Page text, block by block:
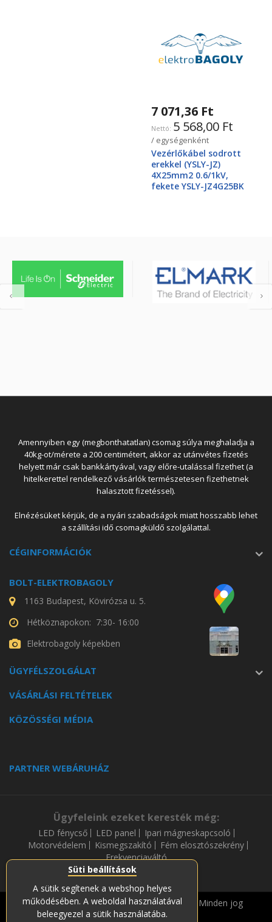
Süti beállítások
A sütik segítenek a webshop helyes
működésében. A weboldal használatával
beleegyezel a sütik használatába.
7 071,36 Ft
5 568,00 Ft
/ egységenként
Vezérlőkábel sodrott
erekkel (YSLY-JZ)
4X25mm2 0.6/1kV,
fekete YSLY-JZ4G25BK
Amennyiben egy (megbonthatatlan) csomag súlya meghaladja a
40kg-ot/mérete a 200 centimétert, akkor az utánvétes fizetés
helyett már csak bankkártyával, vagy előre-utalással fizethet (a
hitelkerettel rendelkező vásárlók természetesen fizethetnek
halasztott fizetéssel).
Elnézésüket kérjük, de a nyári szabadságok miatt hosszabb lehet
a szállítási idő csomagküldő szolgálattal.
CÉGINFORMÁCIÓK
BOLT-ELEKTROBAGOLY
1163 Budapest, Kövirózsa u. 5.
Hétköznapokon: 7:30- 16:00
Elektrobagoly képekben
ÜGYFÉLSZOLGÁLAT
VÁSÁRLÁSI FELTÉTELEK
KÖZÖSSÉGI MÉDIA
PARTNER WEBÁRUHÁZ
Ügyfeleink ezeket keresték még:
LED fénycső LED panel
Ipari mágneskapcsoló
Motorvédelem
Kismegszakító
Fém elosztószekrény
Frekvenciaváltó
Copyright © 2019-2023 Soós és Társa Zrt. Minden jog